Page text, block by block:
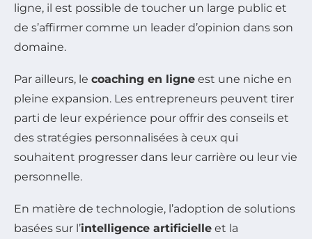
ligne, il est possible de toucher un large public et
de s’affirmer comme un leader d’opinion dans son
domaine.
Par ailleurs, le coaching en ligne est une niche en
pleine expansion. Les entrepreneurs peuvent tirer
parti de leur expérience pour offrir des conseils et
des stratégies personnalisées à ceux qui
souhaitent progresser dans leur carrière ou leur vie
personnelle.
En matière de technologie, l’adoption de solutions
basées sur l’intelligence artificielle et la